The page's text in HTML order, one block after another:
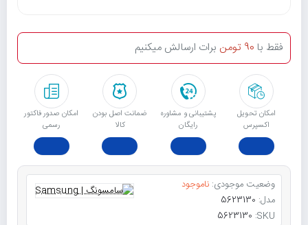
امکان تحویل
اکسپرس
پشتیبانی و مشاوره
رایگان
ﺿﻤﺎﻧﺖ اﺻﻞ ﺑﻮدن
ﮐﺎﻟﺎ
امکان صدور فاکتور
رسمی
فقط با 90 تومن برات ارسالش میکنیم
وضعیت موجودی: ناموجود
مدل: 5623130
SKU:
5623130